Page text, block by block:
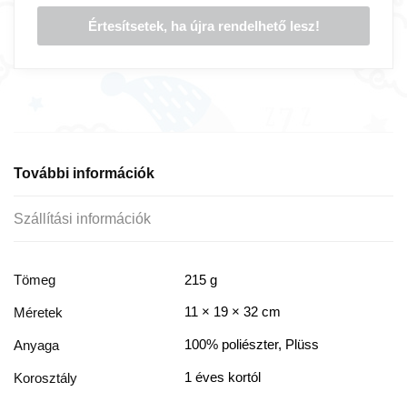
További információk
Szállítási információk
Tömeg 215 g
Méretek 11 × 19 × 32 cm
Anyaga 100% poliészter, Plüss
Korosztály 1 éves kortól